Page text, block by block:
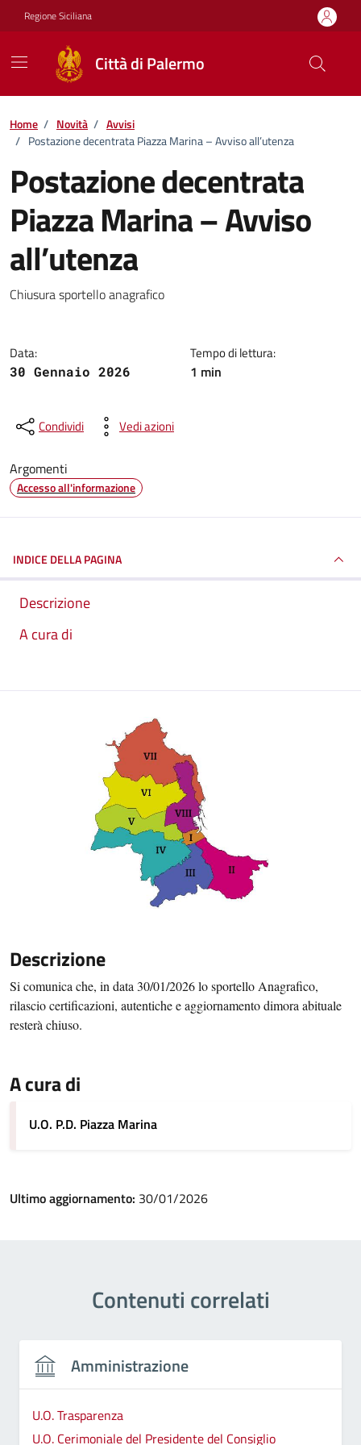
Vai ai contenuti
Vai al footer
Regione Siciliana
Città di Palermo
Home / Novità / Avvisi
/ Postazione decentrata Piazza Marina – Avviso all’utenza
Postazione decentrata
Piazza Marina – Avviso
all’utenza
Dettagli della notizia
Chiusura sportello anagrafico
Data:
30 Gennaio 2026
Tempo di lettura:
1 min
Condividi Vedi azioni
Argomenti
Accesso all'informazione
INDICE DELLA PAGINA
Descrizione
A cura di
Descrizione
Si comunica che, in data 30/01/2026lo sportello Anagrafico,
rilascio certificazioni, autentiche e aggiornamento dimora abituale
resterà chiuso.
A cura di
U.O. P.D. Piazza Marina
Ultimo aggiornamento: 30/01/2026
Contenuti correlati
Amministrazione
U.O. Trasparenza
U.O. Cerimoniale del Presidente del Consiglio